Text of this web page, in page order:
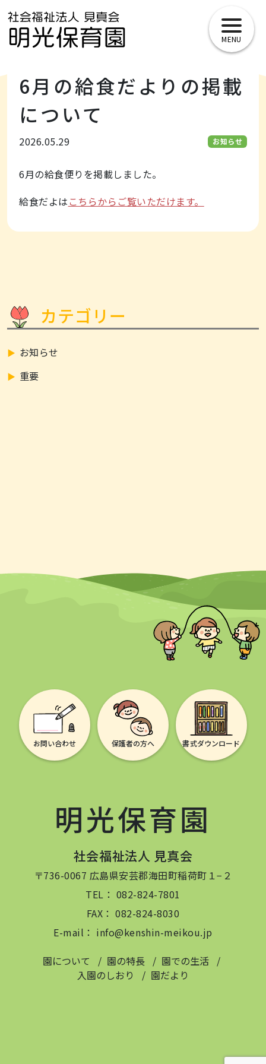
toggle
6月の給食だよりの掲載
について
2026.05.29 お知らせ
6月の給食便りを掲載しました。
給食だよは こちらからご覧いただけます。
カテゴリー
お知らせ
重要
明光保育園
社会福祉法人 見真会
〒736-0067 広島県安芸郡海田町稲荷町１−２
TEL： 082-824-7801
FAX： 082-824-8030
E-mail： info@kenshin-meikou.jp
園について
園の特長
園での生活
入園のしおり
園だより
お問い合わせ 保護者の方へ 書式ダウンロード